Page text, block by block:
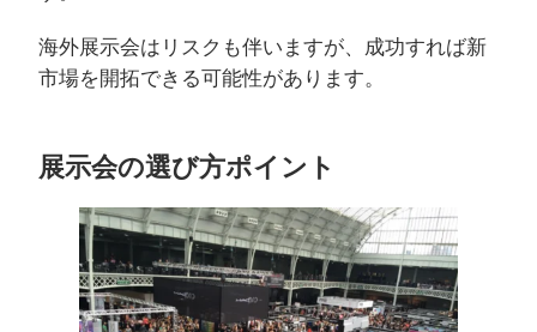
海外展示会はリスクも伴いますが、成功すれば新
市場を開拓できる可能性があります。
展示会の選び方ポイント